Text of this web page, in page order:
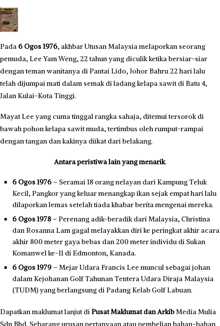
Pada 6 Ogos 1976, akhbar Utusan Malaysia melaporkan seorang
pemuda, Lee Yam Weng, 22 tahun yang diculik ketika bersiar-siar
dengan teman wanitanya di Pantai Lido, Johor Bahru 22 hari lalu
telah dijumpai mati dalam semak di ladang kelapa sawit di Batu 4,
Jalan Kulai-Kota Tinggi.
Mayat Lee yang cuma tinggal rangka sahaja, ditemui tersorok di
bawah pohon kelapa sawit muda, tertimbus oleh rumput-rampai
dengan tangan dan kakinya diikat dari belakang.
Antara peristiwa lain yang menarik.
6 Ogos 1976 – Seramai 18 orang nelayan dari Kampung Teluk
Kecil, Pangkor yang keluar menangkap ikan sejak empat hari lalu
dilaporkan lemas setelah tiada khabar berita mengenai mereka.
6 Ogos 1978 – Perenang adik-beradik dari Malaysia, Christina
dan Rosanna Lam gagal melayakkan diri ke peringkat akhir acara
akhir 800 meter gaya bebas dan 200 meter individu di Sukan
Komanwel ke-11 di Edmonton, Kanada.
6 Ogos 1979 – Mejar Udara Francis Lee muncul sebagai johan
dalam Kejohanan Golf Tahunan Tentera Udara Diraja Malaysia
(TUDM) yang berlangsung di Padang Kelab Golf Labuan.
Dapatkan maklumat lanjut diPusat Maklumat dan ArkibMedia Mulia
Sdn Bhd. Sebarang urusan pertanyaan atau pembelian bahan-bahan